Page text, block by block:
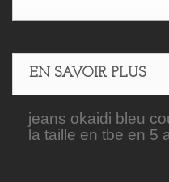
EN SAVOIR PLUS
jeans okaidi bleu
la taille en tbe en 5